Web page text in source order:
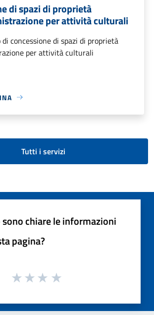
di spazi di proprietà
per attività culturali
concessione di spazi di proprietà
per attività culturali
Tutti i servizi
sono chiare le informazioni
pagina?